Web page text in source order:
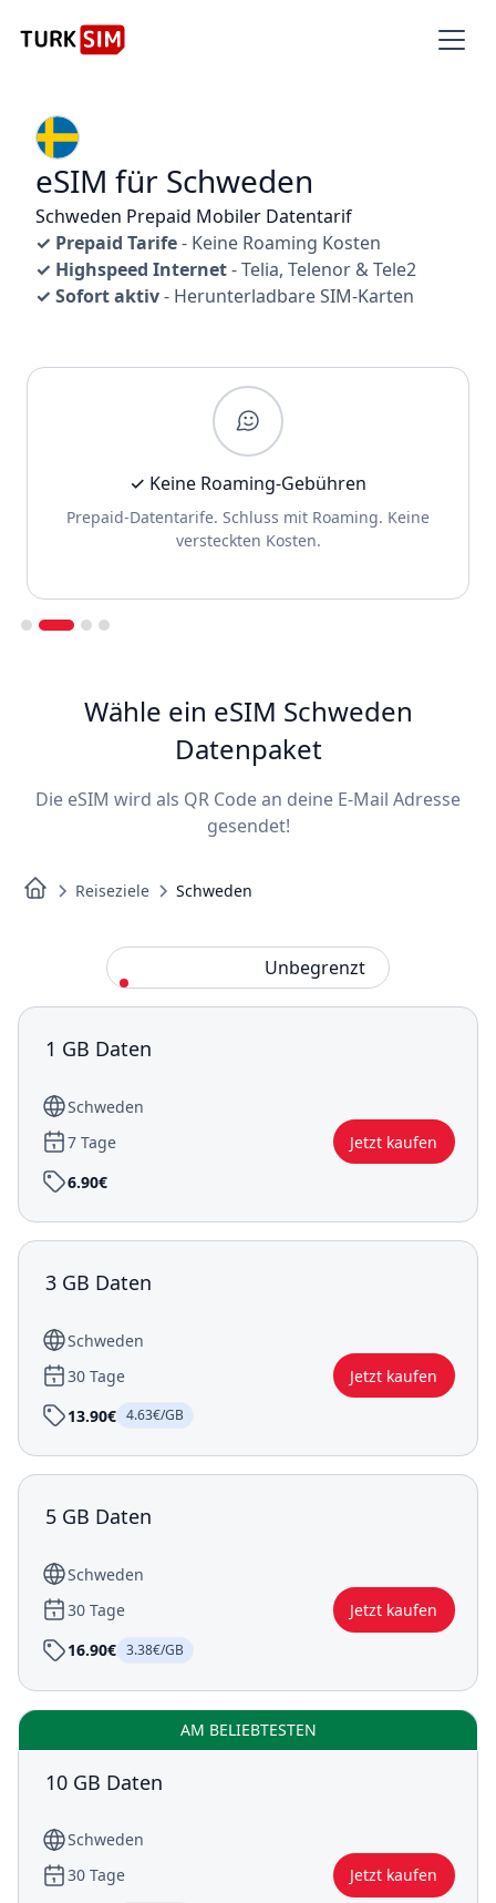
eSIM für Schweden
Schweden Prepaid Mobiler Datentarif
✓ Prepaid Tarife- Keine Roaming Kosten
✓ Highspeed Internet- Telia, Telenor & Tele2
✓ Sofort aktiv- Herunterladbare SIM-Karten
✓ Keine Roaming-Gebühren
Prepaid-Datentarife. Schluss mit Roaming. Keine
versteckten Kosten.
Wähle ein eSIM Schweden
Datenpaket
Die eSIM wird als QR Code an deine E-Mail Adresse
gesendet!
Reiseziele Schweden
Unbegrenzt
1 GB Daten
Schweden
7 Tage
Jetzt kaufen
6.90€
3 GB Daten
Schweden
30 Tage
Jetzt kaufen
13.90€ 4.63€/GB
5 GB Daten
Schweden
30 Tage
Jetzt kaufen
16.90€ 3.38€/GB
AM BELIEBTESTEN
10 GB Daten
Schweden
30 Tage
Jetzt kaufen